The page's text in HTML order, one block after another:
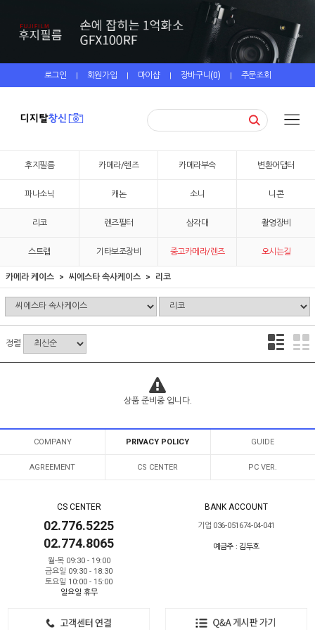
로그인 | 회원가입 | 마이샵 | 장바구니(0) | 주문조회
후지필름 카메라/렌즈 카메라부속 변환어댑터
파나소닉 캐논 소니 니콘
리코 렌즈필터 삼각대 촬영장비
스트랩 기타보조장비 중고카메라/렌즈 오시는길
카메라 케이스 씨에스타 속사케이스 리코
정렬
상품 준비중 입니다.
COMPANY PRIVACY POLICY GUIDE
AGREEMENT CS CENTER PC VER.
CS CENTER
02.776.5225
02.774.8065
월-목 09:30 - 19:00
금요일 09:30 - 18:30
토요일 10:00 - 15:00
일요일 휴무
BANK ACCOUNT
기업 036-051674-04-041
예금주 : 김두호